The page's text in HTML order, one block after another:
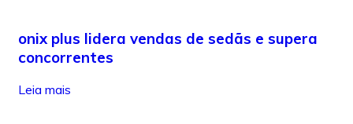
onix plus lidera vendas de sedãs e supera
concorrentes
Leia mais